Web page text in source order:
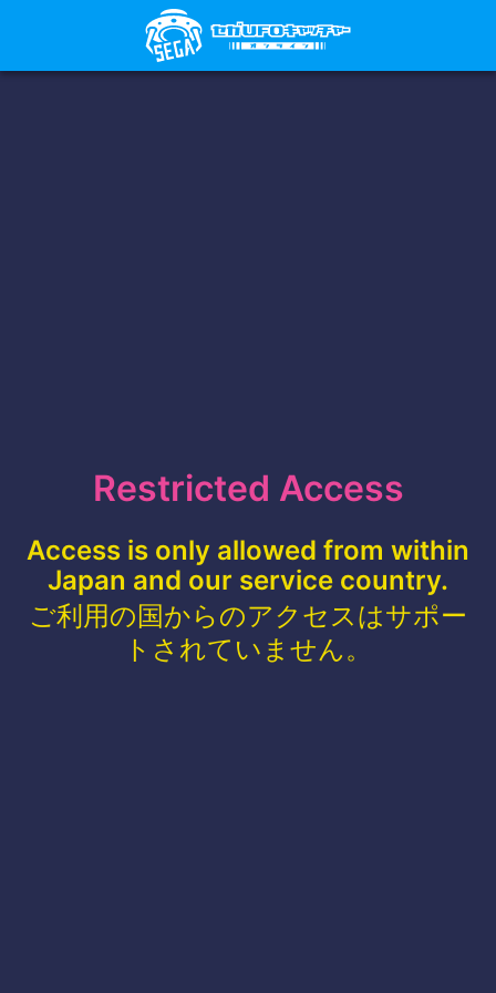
Restricted Access
Access is only allowed from within
Japan and our service country.
ご利用の国からのアクセスはサポー
トされていません。